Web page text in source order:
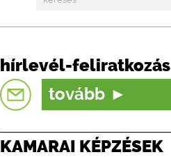
hírlevél-feliratkozás
tovább
KAMARAI KÉPZÉSEK